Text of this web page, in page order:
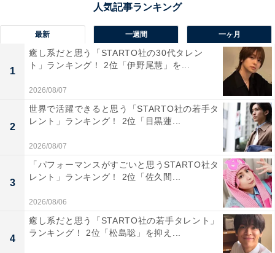
アリーナと呼ばれる体育館や、砂入り人工芝のグラウン
ドとテニスコートなど、部活動の設備も充実。勉強と部
活動や学校行事との両立を目指す「二兎を追う」風土が
あります。
回答コメントでは「多くの学生が京都大学に進学してい
る高校ですが、クラブ活動も盛んで、学校自体が文武両
道を推奨しているからです」（50代男性／大阪府）、
「陸上がマジで強い」（20代男性／京都府）、「京大実
績が良い」（50代男性／埼玉県）などの声が集まりまし
た。
※回答コメントは原文ママです
最新 一週間 一ヶ月
1
癒し系だと思う「STARTO社の30代タレン
ト」ランキング！ 2位「伊野尾慧」を...
2026/08/07
2
世界で活躍できると思う「STARTO社の若手タ
レント」ランキング！ 2位「目黒蓮...
2026/08/07
3
「パフォーマンスがすごいと思うSTARTO社タ
レント」ランキング！ 2位「佐久間...
2026/08/06
4
癒し系だと思う「STARTO社の若手タレント」
ランキング！ 2位「松島聡」を抑え...